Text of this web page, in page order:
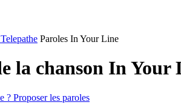
Paroles In Your Line
la chanson In Your
? Proposer les paroles